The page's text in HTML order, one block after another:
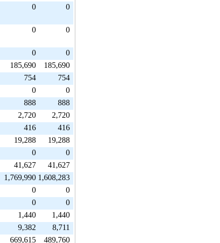
0 0
0 0
0
0
185,690
185,690
754
754
0
0
888
888
2,720
2,720
416
416
19,288
19,288
0
0
41,627
41,627
1,769,990 1,608,283
0
0
0
0
1,440
1,440
9,382
8,711
669,615
489,760